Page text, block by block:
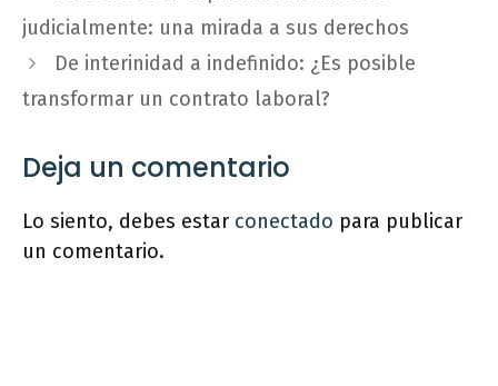
judicialmente: una mirada a sus derechos
De interinidad a indefinido: ¿Es posible
transformar un contrato laboral?
Deja un comentario
Lo siento, debes estar conectado para publicar
un comentario.